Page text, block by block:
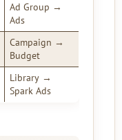
Ad Group →
Ads
Campaign →
Budget
Library →
Spark Ads